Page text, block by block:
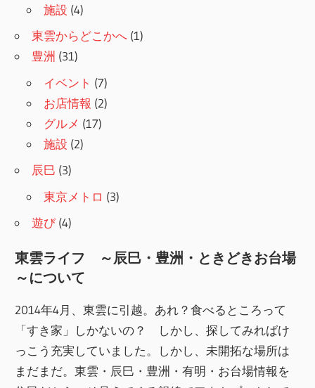
施設 (4)
東雲からどこかへ (1)
豊洲 (31)
イベント (7)
お店情報 (2)
グルメ (17)
施設 (2)
辰巳 (3)
東京メトロ (3)
遊び (4)
東雲ライフ ～辰巳・豊洲・ときどきお台場
～について
2014年4月、東雲に引越。あれ？食べるところって
「すき家」しかないの？ しかし、探してみればけ
っこう充実していました。しかし、未開拓な場所は
まだまだ。東雲・辰巳・豊洲・有明・お台場情報を